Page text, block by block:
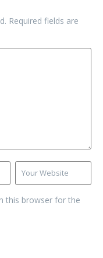
Required fields are
this browser for the